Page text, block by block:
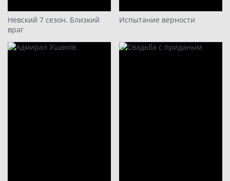
Невский 7 сезон. Близкий
враг
Испытание верности